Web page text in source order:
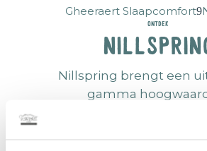
Gheeraert Slaapcomfort
Ontdek
Nillspring brengt een
gamma